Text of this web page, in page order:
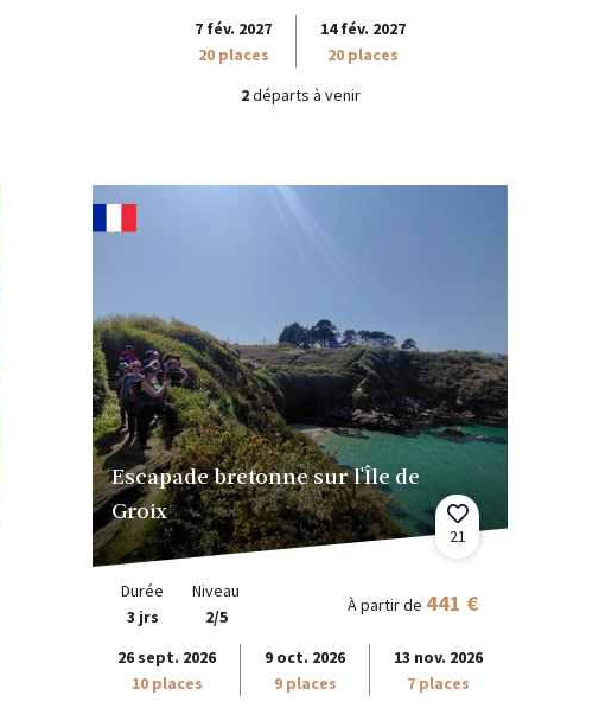
7 fév. 2027
20 places
14 fév. 2027
20 places
2départs à venir
Escapade bretonne sur l'Île de
Groix
21
Durée
3 jrs
Niveau
2/5
À partir de 441 €
26 sept. 2026
10 places
9 oct. 2026
9 places
13 nov. 2026
7 places